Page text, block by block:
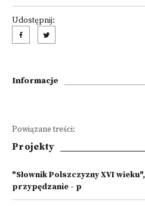
Udostępnij:
Informacje
Powiązane treści:
Projekty
"Słownik Polszczyzny XVI
przypędzanie - p